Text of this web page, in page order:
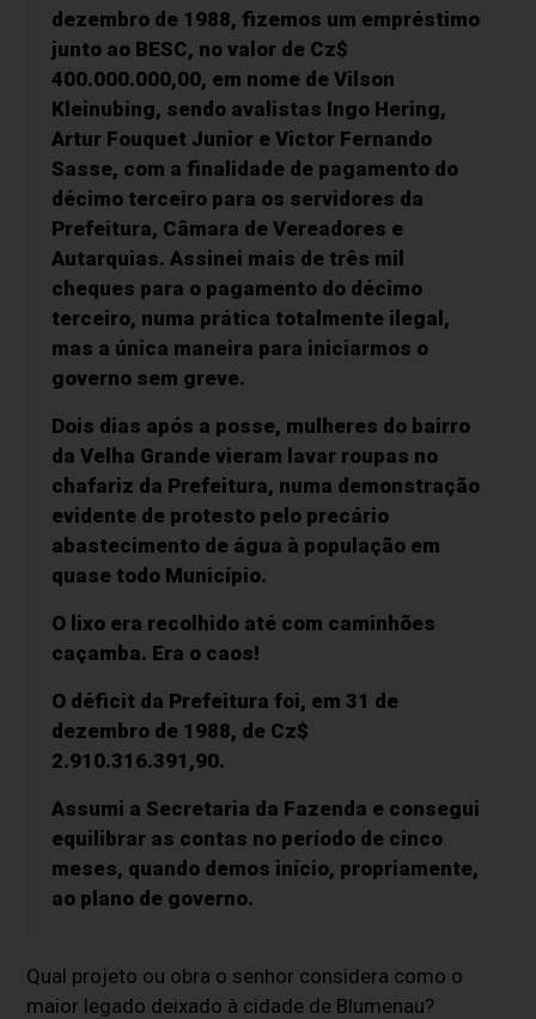
dezembro de 1988, fizemos um empréstimo
junto ao BESC, no valor de Cz$
400.000.000,00, em nome de Vilson
Kleinubing, sendo avalistas Ingo Hering,
Artur Fouquet Junior e Victor Fernando
Sasse, com a finalidade de pagamento do
décimo terceiro para os servidores da
Prefeitura, Câmara de Vereadores e
Autarquias. Assinei mais de três mil
cheques para o pagamento do décimo
terceiro, numa prática totalmente ilegal,
mas a única maneira para iniciarmos o
governo sem greve.
Dois dias após a posse, mulheres do bairro
da Velha Grande vieram lavar roupas no
chafariz da Prefeitura, numa demonstração
evidente de protesto pelo precário
abastecimento de água à população em
quase todo Município.
O lixo era recolhido até com caminhões
caçamba. Era o caos!
O déficit da Prefeitura foi, em 31 de
dezembro de 1988, de Cz$
2.910.316.391,90.
Assumi a Secretaria da Fazenda e consegui
equilibrar as contas no período de cinco
meses, quando demos início, propriamente,
ao plano de governo.
Qual projeto ou obra o senhor considera como o
maior legado deixado à cidade de Blumenau?